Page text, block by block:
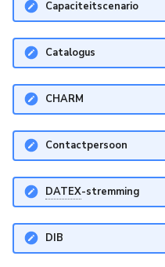
Wegwerkzaamheden
Pagina's
Middenbermbreedte
Geleiderails
Fiets(suggestie)stroken
Fietsstrooiroutes
Oversteekplaatsen
Bijlagen
Capaciteitscenario
Catalogus
CHARM
Contactpersoon
DATEX-stremming
DIB